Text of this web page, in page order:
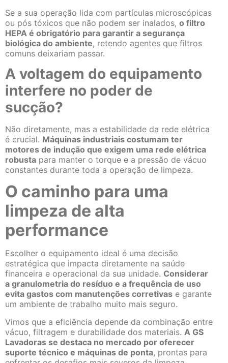
Se a sua operação lida com partículas microscópicas
ou pós tóxicos que não podem ser inalados, o filtro
HEPA é obrigatório para garantir a segurança
biológica do ambiente, retendo agentes que filtros
comuns deixariam passar.
A voltagem do equipamento
interfere no poder de
sucção?
Não diretamente, mas a estabilidade da rede elétrica
é crucial. Máquinas industriais costumam ter
motores de indução que exigem uma rede elétrica
robusta para manter o torque e a pressão de vácuo
constantes durante toda a operação de limpeza.
O caminho para uma
limpeza de alta
performance
Escolher o equipamento ideal é uma decisão
estratégica que impacta diretamente na saúde
financeira e operacional da sua unidade. Considerar
a granulometria do resíduo e a frequência de uso
evita gastos com manutenções corretivas e garante
um ambiente de trabalho muito mais seguro.
Vimos que a eficiência depende da combinação entre
vácuo, filtragem e durabilidade dos materiais. A GS
Lavadoras se destaca no mercado por oferecer
suporte técnico e máquinas de ponta, prontas para